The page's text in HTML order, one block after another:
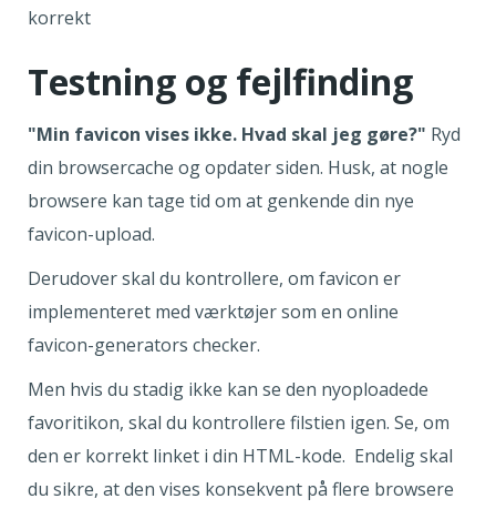
korrekt
Testning og fejlfinding
"Min favicon vises ikke. Hvad skal jeg gøre?" Ryd
din browsercache og opdater siden. Husk, at nogle
browsere kan tage tid om at genkende din nye
favicon-upload.
Derudover skal du kontrollere, om favicon er
implementeret med værktøjer som en online
favicon-generators checker.
Men hvis du stadig ikke kan se den nyoploadede
favoritikon, skal du kontrollere filstien igen. Se, om
den er korrekt linket i din HTML-kode. Endelig skal
du sikre, at den vises konsekvent på flere browsere